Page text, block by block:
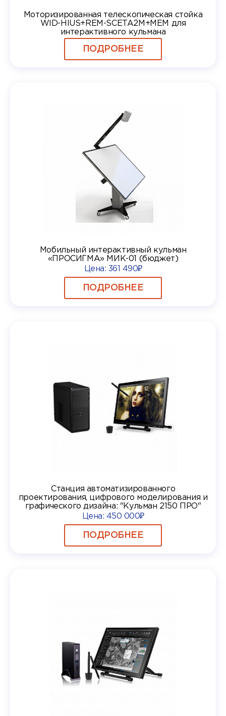
Моторизированная телескопическая стойка
WID-HIUS+REM-SCETA2M+MEM для
интерактивного кульмана
ПОДРОБНЕЕ
Мобильный интерактивный кульман
«ПРОСИГМА» МИК-01 (бюджет)
Цена: 361 490₽
ПОДРОБНЕЕ
Станция автоматизированного
проектирования, цифрового моделирования и
графического дизайна: "Кульман 2150 ПРО"
Цена: 450 000₽
ПОДРОБНЕЕ